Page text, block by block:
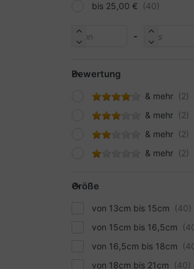
bis 25,00 €
-
Bewertung
& mehr
& mehr
& mehr
& mehr
Größe
von 13cm bis 15cm
von 15cm bis 16,5cm
von 16,5cm bis 18cm
von 18cm bis 21cm